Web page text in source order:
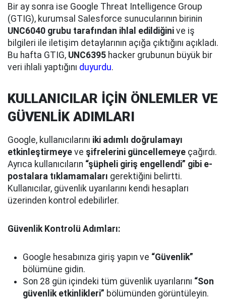
Bir ay sonra ise Google Threat Intelligence Group
(GTIG), kurumsal Salesforce sunucularının birinin
UNC6040 grubu tarafından ihlal edildiğini ve iş
bilgileri ile iletişim detaylarının açığa çıktığını açıkladı.
Bu hafta GTIG, UNC6395 hacker grubunun büyük bir
veri ihlali yaptığını duyurdu.
KULLANICILAR İÇİN ÖNLEMLER VE
GÜVENLİK ADIMLARI
Google, kullanıcılarını iki adımlı doğrulamayı
etkinleştirmeye ve şifrelerini güncellemeye çağırdı.
Ayrıca kullanıcıların “şüpheli giriş engellendi” gibi e-
postalara tıklamamaları gerektiğini belirtti.
Kullanıcılar, güvenlik uyarılarını kendi hesapları
üzerinden kontrol edebilirler.
Güvenlik Kontrolü Adımları:
Google hesabınıza giriş yapın ve “Güvenlik”
bölümüne gidin.
Son 28 gün içindeki tüm güvenlik uyarılarını “Son
güvenlik etkinlikleri” bölümünden görüntüleyin.